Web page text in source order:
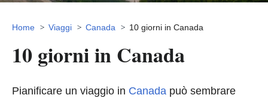
Home Viaggi Canada 10 giorni in Canada
10 giorni in Canada
Pianificare un viaggio in Canada può sembrare